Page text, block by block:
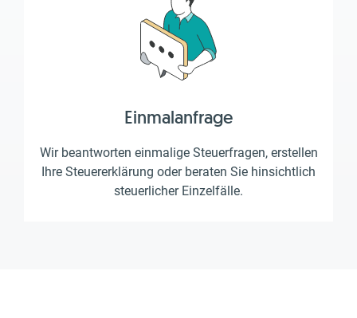
Einmalanfrage
Wir beantworten einmalige Steuerfragen, erstellen
Ihre Steuererklärung oder beraten Sie hinsichtlich
steuerlicher Einzelfälle.